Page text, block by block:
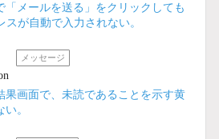
「メールを送る」をクリックしても
スが自動で入力されない。
メッセージ
果画面で、未読であることを示す黄
。